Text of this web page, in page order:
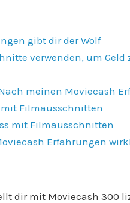
gibt dir der Wolf
verwenden, um Geld
meinen Moviecash
mit Filmausschnitten
mit Filmausschnitten
Erfahrungen
dir mit Moviecash 300